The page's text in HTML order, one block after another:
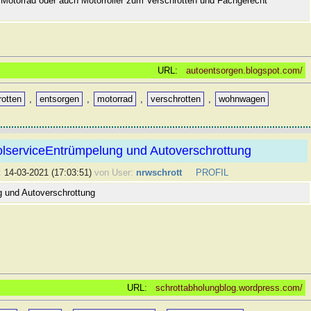
URL: autoentsorgen.blogspot.com/
, entsorgen , motorrad , verschrotten , wohnwagen
und Autoverschrottung
14-03-2021 (17:03:51) von User: nrwschrott
PROFIL
und Autoverschrottung
URL: schrottabholungblog.wordpress.com/